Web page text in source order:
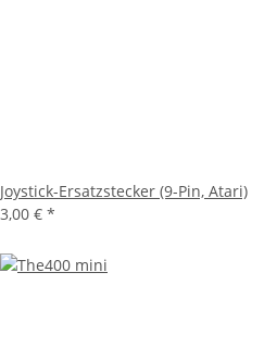
Joystick-Ersatzstecker (9-Pin, Atari)
3,00 € *